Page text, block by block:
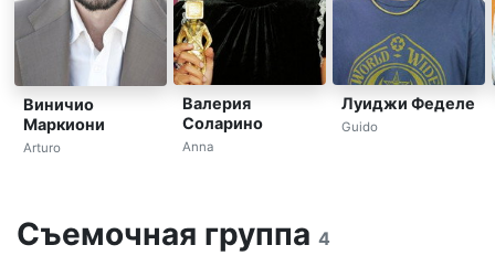
Виничио
Маркиони
Arturo
Валерия
Соларино
Anna
Луиджи Феделе
Guido
Съемочная группа 4